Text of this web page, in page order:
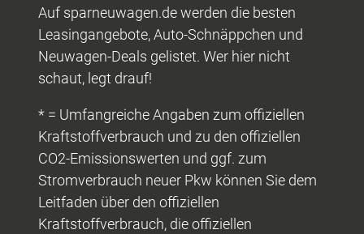
Auf sparneuwagen.de werden die besten
Leasingangebote, Auto-Schnäppchen und
Neuwagen-Deals gelistet. Wer hier nicht
schaut, legt drauf!
* = Umfangreiche Angaben zum offiziellen
Kraftstoffverbrauch und zu den offiziellen
CO2-Emissionswerten und ggf. zum
Stromverbrauch neuer Pkw können Sie dem
Leitfaden über den offiziellen
Kraftstoffverbrauch, die offiziellen